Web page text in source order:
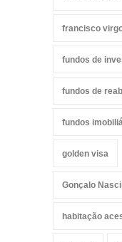
francisco
fundos de
fundos de
fundos
golden visa
Gonçalo
habitação